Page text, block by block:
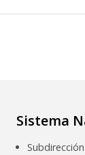
Sistema